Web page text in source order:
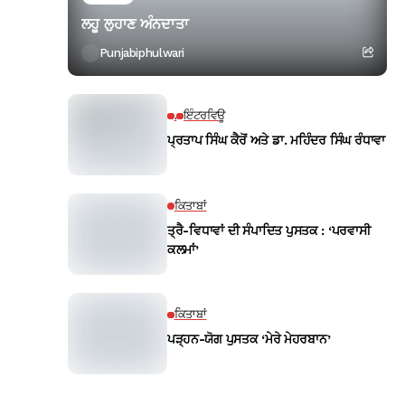
ਲਹੂ ਲੁਹਾਣ ਅੰਨਦਾਤਾ
Punjabiphulwari
. ਇੰਟਰਵਿਊ
ਪ੍ਰਤਾਪ ਸਿੰਘ ਕੈਰੋਂ ਅਤੇ ਡਾ. ਮਹਿੰਦਰ ਸਿੰਘ ਰੰਧਾਵਾ
ਕਿਤਾਬਾਂ
ਤ੍ਰੈ-ਵਿਧਾਵਾਂ ਦੀ ਸੰਪਾਦਿਤ ਪੁਸਤਕ : ‘ਪਰਵਾਸੀ
ਕਲਮਾਂ’
ਕਿਤਾਬਾਂ
ਪੜ੍ਹਨ-ਯੋਗ ਪੁਸਤਕ ‘ਮੇਰੇ ਮੇਹਰਬਾਨ’